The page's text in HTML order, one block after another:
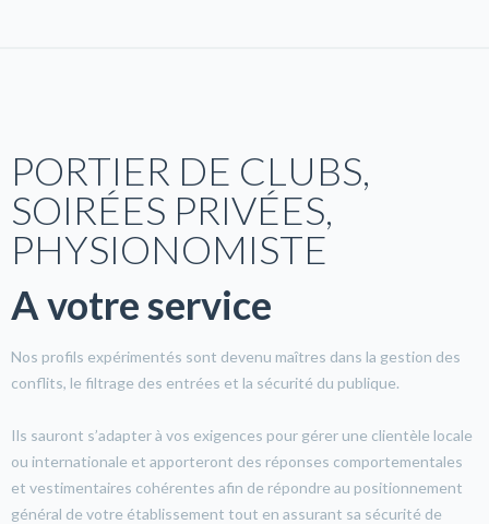
PORTIER DE CLUBS,
SOIRÉES PRIVÉES,
PHYSIONOMISTE
A votre service
Nos profils expérimentés sont devenu maîtres dans la gestion des
conflits, le filtrage des entrées et la sécurité du publique.
Ils sauront s’adapter à vos exigences pour gérer une clientèle locale
ou internationale et apporteront des réponses comportementales
et vestimentaires cohérentes afin de répondre au positionnement
général de votre établissement tout en assurant sa sécurité de